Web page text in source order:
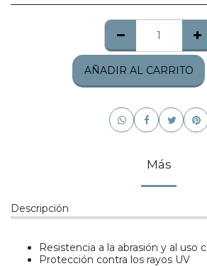
AÑADIR AL CARRITO
Más
Descripción
Resistencia a la abrasión y al uso
Protección contra los rayos UV